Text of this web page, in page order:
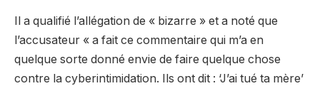
Il a qualifié l’allégation de « bizarre » et a noté que
l’accusateur « a fait ce commentaire qui m’a en
quelque sorte donné envie de faire quelque chose
contre la cyberintimidation. Ils ont dit : ‘J’ai tué ta mère’